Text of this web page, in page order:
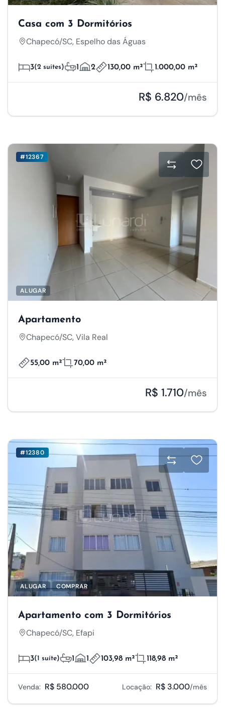
Casa com 3 Dormitórios
Chapecó/SC, Espelho das Águas
3(2 suítes) 1 2 130,00 m² 1.000,00 m²
R$ 6.820/mês
#12367
ALUGAR
Apartamento
Chapecó/SC, Vila Real
55,00 m² 70,00 m²
R$ 1.710/mês
#12380
ALUGAR COMPRAR
Apartamento com 3 Dormitórios
Chapecó/SC, Efapi
3(1 suíte) 1 1 103,98 m² 118,98 m²
Venda: R$ 580.000 Locação: R$ 3.000/mês